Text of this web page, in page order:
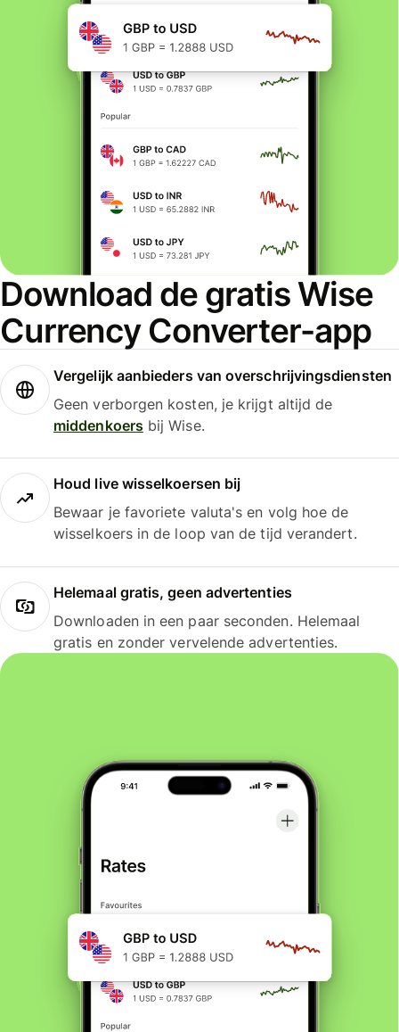
Download de gratis Wise
Currency Converter-app
Vergelijk aanbieders van overschrijvingsdiensten
Geen verborgen kosten, je krijgt altijd de
middenkoersbij Wise.
Houd live wisselkoersen bij
Bewaar je favoriete valuta's en volg hoe de
wisselkoers in de loop van de tijd verandert.
Helemaal gratis, geen advertenties
Downloaden in een paar seconden. Helemaal
gratis en zonder vervelende advertenties.